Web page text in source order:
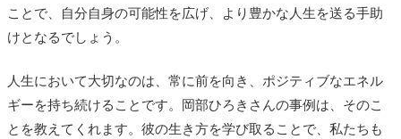
ことで、自分自身の可能性を広げ、より豊かな人生を送る手助
けとなるでしょう。
人生において大切なのは、常に前を向き、ポジティブなエネル
ギーを持ち続けることです。岡部ひろきさんの事例は、そのこ
とを教えてくれます。彼の生き方を学び取ることで、私たちも